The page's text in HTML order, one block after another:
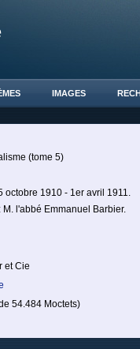
IMAGES
(tome 5)
octobre 1910 - 1er avril 1911.
M. l'abbé Emmanuel Barbier.
et Cie
54.484 Moctets)